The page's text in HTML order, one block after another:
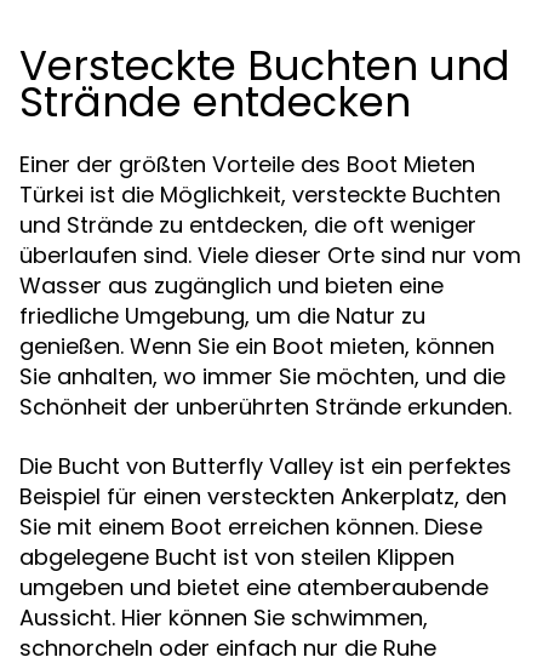
Versteckte Buchten und
Strände entdecken
Einer der größten Vorteile des Boot Mieten
Türkei ist die Möglichkeit, versteckte Buchten
und Strände zu entdecken, die oft weniger
überlaufen sind. Viele dieser Orte sind nur vom
Wasser aus zugänglich und bieten eine
friedliche Umgebung, um die Natur zu
genießen. Wenn Sie ein Boot mieten, können
Sie anhalten, wo immer Sie möchten, und die
Schönheit der unberührten Strände erkunden.
Die Bucht von Butterfly Valley ist ein perfektes
Beispiel für einen versteckten Ankerplatz, den
Sie mit einem Boot erreichen können. Diese
abgelegene Bucht ist von steilen Klippen
umgeben und bietet eine atemberaubende
Aussicht. Hier können Sie schwimmen,
schnorcheln oder einfach nur die Ruhe